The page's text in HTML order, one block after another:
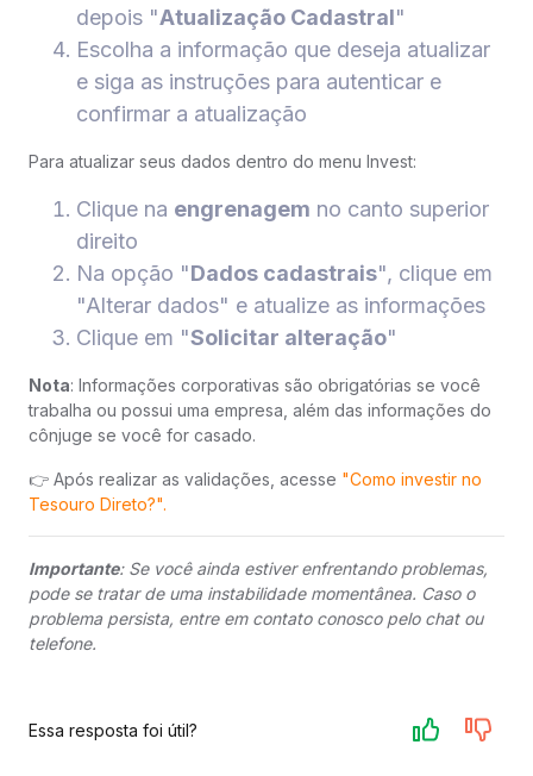
depois "Atualização Cadastral"
Escolha a informação que deseja atualizar
e siga as instruções para autenticar e
confirmar a atualização
Para atualizar seus dados dentro do menu Invest:
Clique na engrenagem no canto superior
direito
Na opção "Dados cadastrais", clique em
"Alterar dados" e atualize as informações
Clique em "Solicitar alteração"
Nota: Informações corporativas são obrigatórias se você
trabalha ou possui uma empresa, além das informações do
cônjuge se você for casado.
👉 Após realizar as validações, acesse "Como investir no
Tesouro Direto?".
Importante: Se você ainda estiver enfrentando problemas,
pode se tratar de uma instabilidade momentânea. Caso o
problema persista, entre em contato conosco pelo chat ou
telefone.
Essa resposta foi útil?